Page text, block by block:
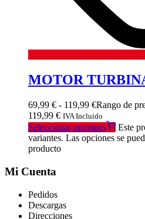
MOTOR
69,99 € - 119,99 €Rango de
119,99 € IVA Incluido
Seleccionar opciones
Este
variantes. Las opciones se
producto
Mi Cuenta
Pedidos
Descargas
Direcciones